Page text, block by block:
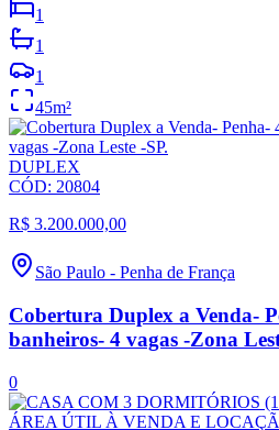
1
1
1
45m²
DUPLEX
CÓD: 20804
R$ 3.200.000,00
São Paulo - Penha de França
Cobertura Duplex a Venda-
banheiros- 4 vagas -Zona
0